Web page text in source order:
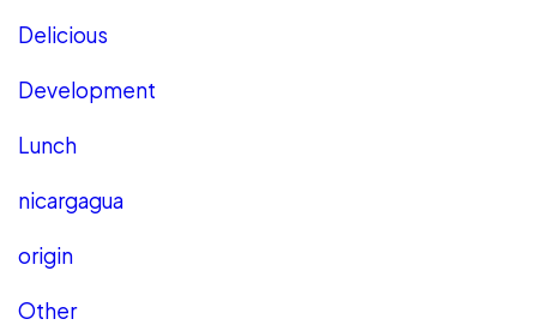
Delicious
Development
Lunch
nicargagua
origin
Other